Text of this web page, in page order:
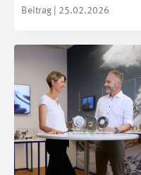
Beitrag | 25.02.2026